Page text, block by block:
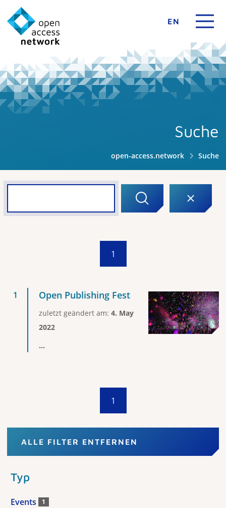
EN
Suche
open-access.network Suche
1
Open Publishing Fest
zuletzt geändert am: 4. May
2022
...
1
ALLE FILTER ENTFERNEN
Typ
Events 1